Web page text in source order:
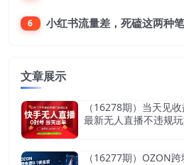
6 小红书流量差，死磕这两种
文章展示
（16278期）当天见
最新无人直播不违规
（16277期）OZON